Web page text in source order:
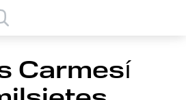
Carmesí